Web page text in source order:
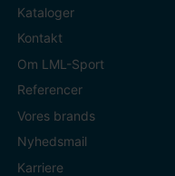
Kataloger
Kontakt
Om LML-Sport
Referencer
Vores brands
Nyhedsmail
Karriere